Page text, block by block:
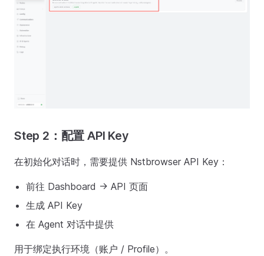
Step 2：配置 API Key
在初始化对话时，需要提供 Nstbrowser API Key：
前往 Dashboard -> API 页面
生成 API Key
在 Agent 对话中提供
用于绑定执行环境（账户 / Profile）。